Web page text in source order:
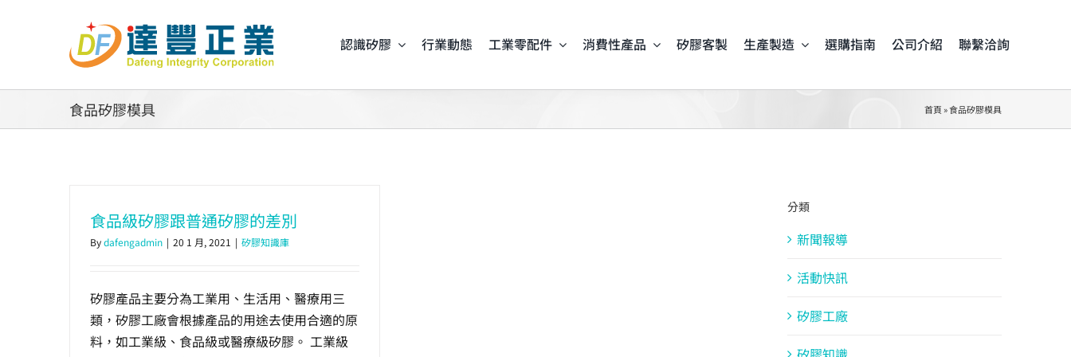
認識矽膠 行業動態 工業零配件 消費性產品 矽膠客製 生產製造 選購指南 公司介紹 聯繫洽詢
食品矽膠模具 首頁 »食品矽膠模具
食品級矽膠跟普通矽膠的差別
Bydafengadmin | 20 1 月, 2021 | 矽膠知識庫
矽膠產品主要分為工業用、生活用、醫療用三
類，矽膠工廠會根據產品的用途去使用合適的原
料，如工業級、食品級或醫療級矽膠。 工業級
分類
新聞報導
活動快訊
矽膠工廠